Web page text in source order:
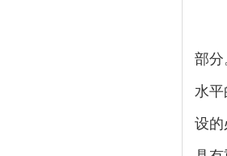
部分
水平
设的